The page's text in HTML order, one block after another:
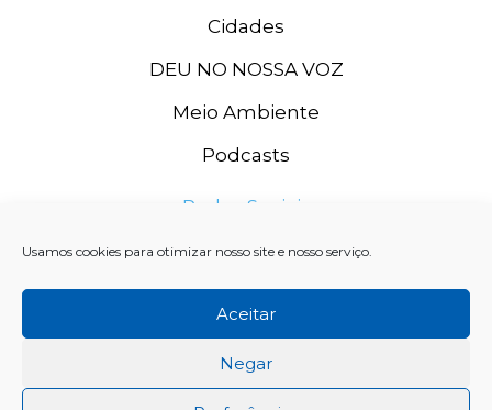
Usamos cookies para otimizar nosso site e nosso serviço.
Aceitar
Negar
Cidades
DEU NO NOSSA VOZ
Meio Ambiente
Podcasts
Redes Sociais